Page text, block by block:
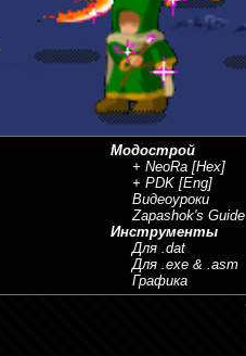
Модострой
+ NeoRa [Hex]
+ PDK [Eng]
Видеоуроки
Zapashok's Guide
Инструменты
Для .dat
Для .exe & .asm
Графика